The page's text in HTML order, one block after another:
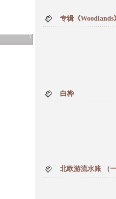
专辑《
白桦
北欧游流水账 （